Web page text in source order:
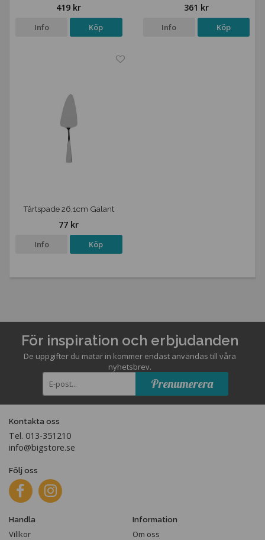
419 kr
Info Köp
361 kr
Info Köp
Tårtspade 26,1cm Galant
77 kr
Info Köp
För inspiration och erbjudanden
De uppgifter du matar in kommer endast användas till våra
nyhetsbrev.
Prenumerera
Kontakta oss
Tel. 013-351210
info@bigstore.se
Följ oss
Handla
Villkor
Information
Om oss